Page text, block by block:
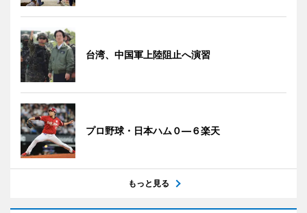
台湾、中国軍上陸阻止へ演習
プロ野球・日本ハム０―６楽天
もっと見る